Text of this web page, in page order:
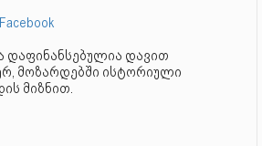
Facebook
დაფინანსებულია დავით
მოზარდებში ისტორიული
მიზნით.